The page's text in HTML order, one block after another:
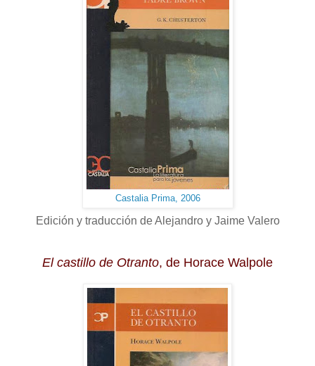
Castalia Prima, 2006
Edición y traducción de Alejandro y Jaime Valero
El castillo de Otranto, de Horace Walpole